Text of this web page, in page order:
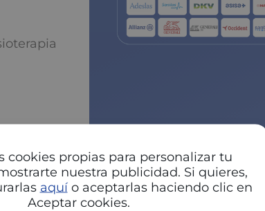
cookies propias para personalizar tu
nuestra publicidad. Si quieres,
aquío aceptarlas haciendo clic en
Aceptar cookies.